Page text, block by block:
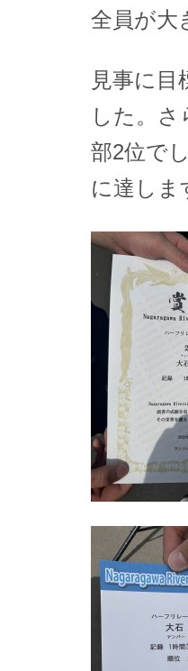
全員が大
見事に
した。
部2位で
に達しま